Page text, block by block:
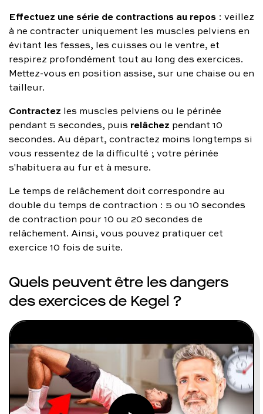
Effectuez une série de contractions au repos : veillez
à ne contracter uniquement les muscles pelviens en
évitant les fesses, les cuisses ou le ventre, et
respirez profondément tout au long des exercices.
Mettez-vous en position assise, sur une chaise ou en
tailleur.
Contractez les muscles pelviens ou le périnée
pendant 5 secondes, puis relâchez pendant 10
secondes. Au départ, contractez moins longtemps si
vous ressentez de la difficulté ; votre périnée
s'habituera au fur et à mesure.
Le temps de relâchement doit correspondre au
double du temps de contraction : 5 ou 10 secondes
de contraction pour 10 ou 20 secondes de
relâchement. Ainsi, vous pouvez pratiquer cet
exercice 10 fois de suite.
Quels peuvent être les dangers
des exercices de Kegel ?